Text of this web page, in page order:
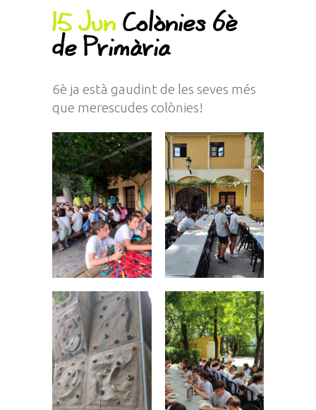
15 JunColònies 6è
de Primària
6è ja està gaudint de les seves més
que merescudes colònies!